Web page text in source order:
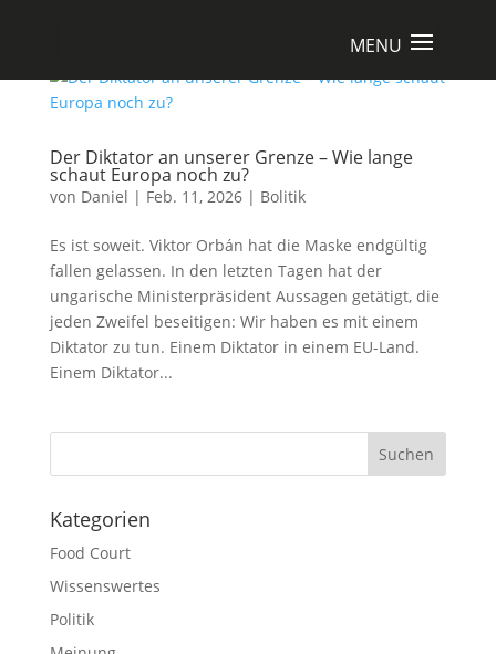
Der Diktator an unserer Grenze – Wie lange
schaut Europa noch zu?
von Daniel | Feb. 11, 2026| Bolitik
Es ist soweit. Viktor Orbán hat die Maske endgültig
fallen gelassen. In den letzten Tagen hat der
ungarische Ministerpräsident Aussagen getätigt, die
jeden Zweifel beseitigen: Wir haben es mit einem
Diktator zu tun. Einem Diktator in einem EU-Land.
Einem Diktator...
Suchen
Kategorien
Food Court
Wissenswertes
Politik